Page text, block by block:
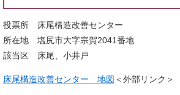
投票所 床尾構造改善センター
所在地 塩尻市大字宗賀2041番地
該当区 床尾、小井戸
床尾構造改善センター 地図 ＜外部リンク＞